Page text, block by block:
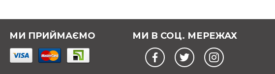
МИ ПРИЙМАЄМО МИ В СОЦ. МЕРЕЖАХ